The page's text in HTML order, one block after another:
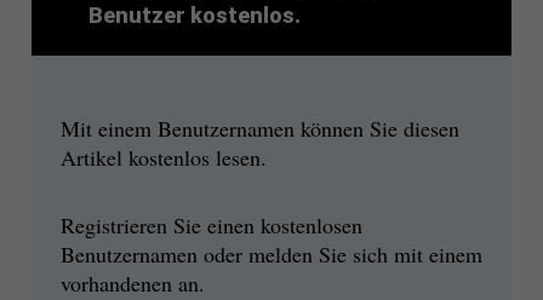
Benutzer kostenlos.
Mit einem Benutzernamen können Sie diesen
Artikel kostenlos lesen.
Registrieren Sie einen kostenlosen
Benutzernamen oder melden Sie sich mit einem
vorhandenen an.